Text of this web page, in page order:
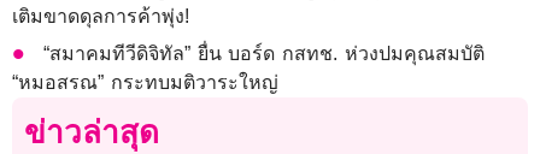
เติมขาดดุลการค้าพุ่ง!
“สมาคมทีวีดิจิทัล” ยื่น บอร์ด กสทช. ห่วงปมคุณสมบัติ
“หมอสรณ” กระทบมติวาระใหญ่
ข่าวล่าสุด